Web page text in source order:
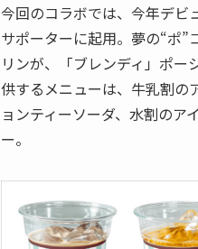
今回のコラボでは、今年デビ
サポーターに起用。夢の“ポ
リンが、「ブレンディ」ポー
供するメニューは、牛乳割の
ョンティーソーダ、水割のア
ー。